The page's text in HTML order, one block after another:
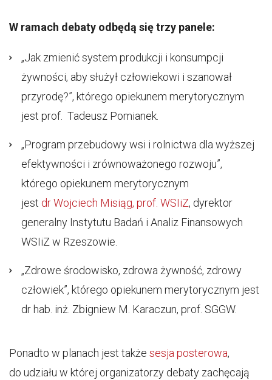
W ramach debaty odbędą się trzy panele:
„Jak zmienić system produkcji i konsumpcji
żywności, aby służył człowiekowi i szanował
przyrodę?”, którego opiekunem merytorycznym
jest prof. Tadeusz Pomianek.
„Program przebudowy wsi i rolnictwa dla wyższej
efektywności i zrównoważonego rozwoju”,
którego opiekunem merytorycznym
jest dr Wojciech Misiąg, prof. WSIiZ, dyrektor
generalny Instytutu Badań i Analiz Finansowych
WSIiZ w Rzeszowie.
„Zdrowe środowisko, zdrowa żywność, zdrowy
człowiek”, którego opiekunem merytorycznym jest
dr hab. inż. Zbigniew M. Karaczun, prof. SGGW.
Ponadto w planach jest także sesja posterowa,
do udziału w której organizatorzy debaty zachęcają